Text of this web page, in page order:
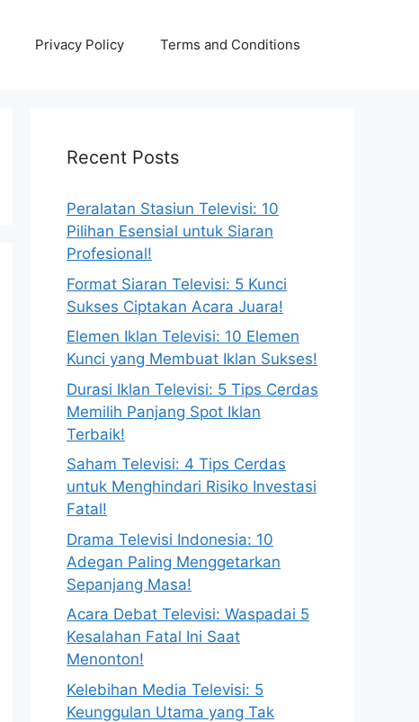
Privacy Policy Terms and Conditions
Recent Posts
Peralatan Stasiun Televisi: 10
Pilihan Esensial untuk Siaran
Profesional!
Format Siaran Televisi: 5 Kunci
Sukses Ciptakan Acara Juara!
Elemen Iklan Televisi: 10 Elemen
Kunci yang Membuat Iklan Sukses!
Durasi Iklan Televisi: 5 Tips Cerdas
Memilih Panjang Spot Iklan
Terbaik!
Saham Televisi: 4 Tips Cerdas
untuk Menghindari Risiko Investasi
Fatal!
Drama Televisi Indonesia: 10
Adegan Paling Menggetarkan
Sepanjang Masa!
Acara Debat Televisi: Waspadai 5
Kesalahan Fatal Ini Saat
Menonton!
Kelebihan Media Televisi: 5
Keunggulan Utama yang Tak